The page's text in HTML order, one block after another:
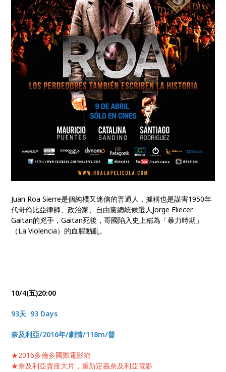
Juan Roa Sierre是個純樸又迷信的普通人，據稱也是謀害1950年
代哥倫比亞律師、政治家、自由黨總統候選人Jorge Eliecer
Gaitan的兇手，Gaitan死後，哥國陷入史上稱為「暴力時期」
（La Violencia）的血腥動亂。
10/4(五)20:00
93天 93 Days
奈及利亞/2016年/劇情/118m/普
★2016多倫多國際電影節
★奈及利亞賣座大片，重新定義奈及利亞電影